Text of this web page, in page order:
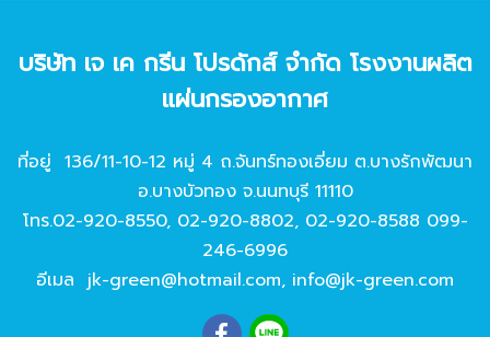
บริษัท เจ เค กรีน โปรดักส์ จํากัด โรงงานผลิต
แผ่นกรองอากาศ
ที่อยู่ 136/11-10-12 หมู่ 4 ถ.จันทร์ทองเอี่ยม ต.บางรักพัฒนา
อ.บางบัวทอง จ.นนทบุรี 11110
โทร.02-920-8550, 02-920-8802, 02-920-8588 099-
246-6996
อีเมล jk-green@hotmail.com, info@jk-green.com